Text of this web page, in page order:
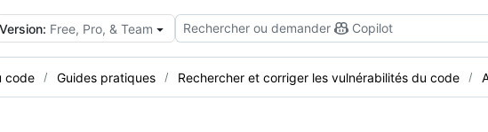
Version: Free, Pro, & Team Rechercher ou demander Copilot
code Guides pratiques Rechercher et corriger les vulnérabilités du code